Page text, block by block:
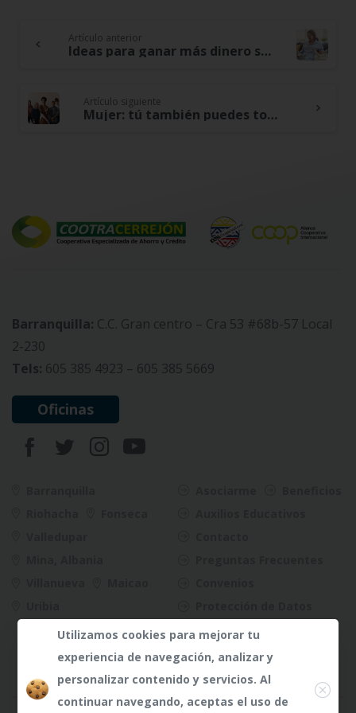
Continue
Artículo anterior
Ideas para ganar más dinero si eres ama de casa
Artículo siguiente
Mujer: tú también puedes tomar decisiones financieras en tu hogar – Ideas para empoderarte
Barranquilla: C.C. Gran centro – Cra 53 #68b-57 Local
2-230
Tels: 605 385 4923 – 605 385 5669
Oficinas
Riesgos
Utilizamos cookies para mejorar tu
experiencia de navegación, analizar y
personalizar contenido y servicios. Al
continuar navegando, aceptas el uso de
Close